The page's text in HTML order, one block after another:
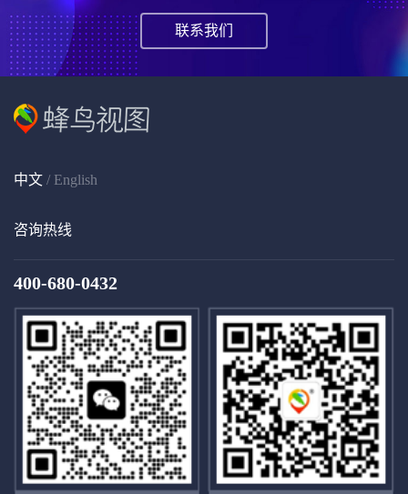
联系我们
中文 / English
咨询热线
400-680-0432